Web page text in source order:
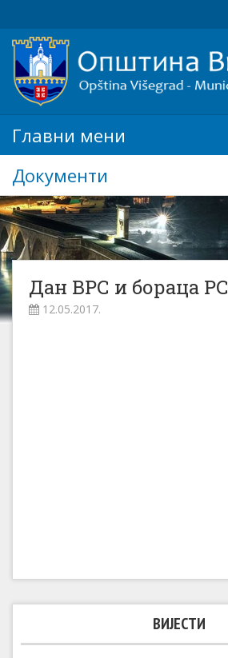
Главни мени
Документи
Дан ВРС и бораца РС
12.05.2017.
ВИЈЕСТИ